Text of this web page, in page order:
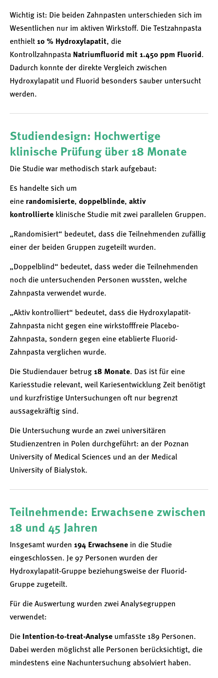
Wichtig ist: Die beiden Zahnpasten unterschieden sich im
Wesentlichen nur im aktiven Wirkstoff. Die Testzahnpasta
enthielt 10 % Hydroxylapatit, die
Kontrollzahnpasta Natriumfluorid mit 1.450 ppm Fluorid.
Dadurch konnte der direkte Vergleich zwischen
Hydroxylapatit und Fluorid besonders sauber untersucht
werden.
Studiendesign: Hochwertige
klinische Prüfung über 18 Monate
Die Studie war methodisch stark aufgebaut:
Es handelte sich um
eine randomisierte, doppelblinde, aktiv
kontrollierte klinische Studie mit zwei parallelen Gruppen.
„Randomisiert“ bedeutet, dass die Teilnehmenden zufällig
einer der beiden Gruppen zugeteilt wurden.
„Doppelblind“ bedeutet, dass weder die Teilnehmenden
noch die untersuchenden Personen wussten, welche
Zahnpasta verwendet wurde.
„Aktiv kontrolliert“ bedeutet, dass die Hydroxylapatit-
Zahnpasta nicht gegen eine wirkstofffreie Placebo-
Zahnpasta, sondern gegen eine etablierte Fluorid-
Zahnpasta verglichen wurde.
Die Studiendauer betrug 18 Monate. Das ist für eine
Kariesstudie relevant, weil Kariesentwicklung Zeit benötigt
und kurzfristige Untersuchungen oft nur begrenzt
aussagekräftig sind.
Die Untersuchung wurde an zwei universitären
Studienzentren in Polen durchgeführt: an der Poznan
University of Medical Sciences und an der Medical
University of Bialystok.
Teilnehmende: Erwachsene zwischen
18 und 45 Jahren
Insgesamt wurden 194 Erwachsene in die Studie
eingeschlossen. Je 97 Personen wurden der
Hydroxylapatit-Gruppe beziehungsweise der Fluorid-
Gruppe zugeteilt.
Für die Auswertung wurden zwei Analysegruppen
verwendet:
Die Intention-to-treat-Analyse umfasste 189 Personen.
Dabei werden möglichst alle Personen berücksichtigt, die
mindestens eine Nachuntersuchung absolviert haben.